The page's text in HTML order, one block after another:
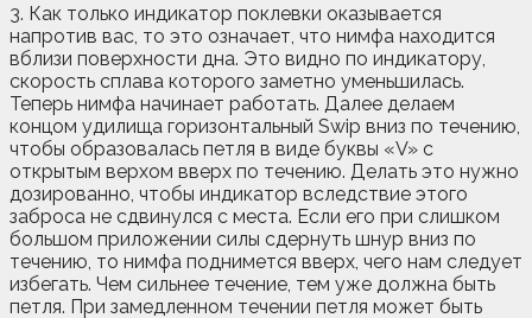
3. Как только индикатор поклевки оказывается
напротив вас, то это означает, что нимфа находится
вблизи поверхности дна. Это видно по индикатору,
скорость сплава которого заметно уменьшилась.
Теперь нимфа начинает работать. Далее делаем
концом удилища горизонтальный Swip вниз по течению,
чтобы образовалась петля в виде буквы «V» с
открытым верхом вверх по течению. Делать это нужно
дозированно, чтобы индикатор вследствие этого
заброса не сдвинулся с места. Если его при слишком
большом приложении силы сдернуть шнур вниз по
течению, то нимфа поднимется вверх, чего нам следует
избегать. Чем сильнее течение, тем уже должна быть
петля. При замедленном течении петля может быть